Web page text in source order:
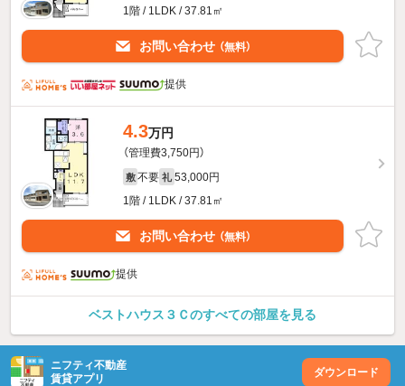
1階 / 1LDK / 37.81㎡
お問い合わせ （無料）
提供
4.3万円
（管理費3,750円）
敷 不要 礼 53,000円
1階 / 1LDK / 37.81㎡
お問い合わせ （無料）
提供
ベストハウス３Ｃのすべての部屋を見る
ニフティ不動産
賃貸アプリ
ダウンロード